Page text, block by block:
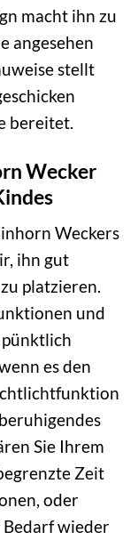
macht ihn zu
angesehen
stellt
bereitet.
Wecker
Weckers
ihn gut
platzieren.
und
es den
Sie Ihrem
Zeit
oder
Bedarf wieder